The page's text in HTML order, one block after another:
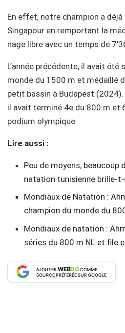
En effet, notre champion a
Singapour en remportant la
nage libre avec un temps de
L’année précédente, il avait été
monde du 1500 m et médaillé
petit bassin à Budapest
il avait terminé 4e du 800 m et
podium olympique.
Lire aussi :
Peu de moyens, beaucoup
natation tunisienne brille-
Mondiaux de Natation :
champion du monde du
Mondiaux de natation :
séries du 800 m NL et file
AJOUTERWEBDOCOMME
SOURCE PRÉFÉRÉE SUR GOOGLE